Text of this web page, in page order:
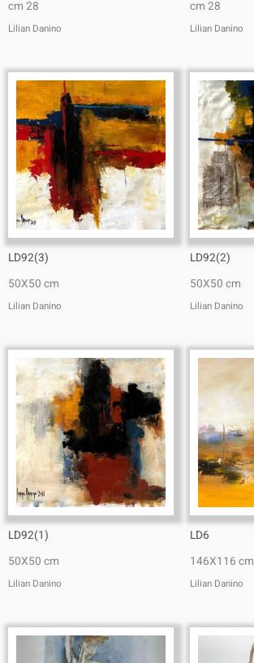
cm 28
Lilian Danino
cm 28
Lilian Danino
LD92(3)
50X50 cm
Lilian Danino
LD92(2)
50X50 cm
Lilian Danino
LD92(1)
50X50 cm
Lilian Danino
LD6
146X116 cm
Lilian Danino